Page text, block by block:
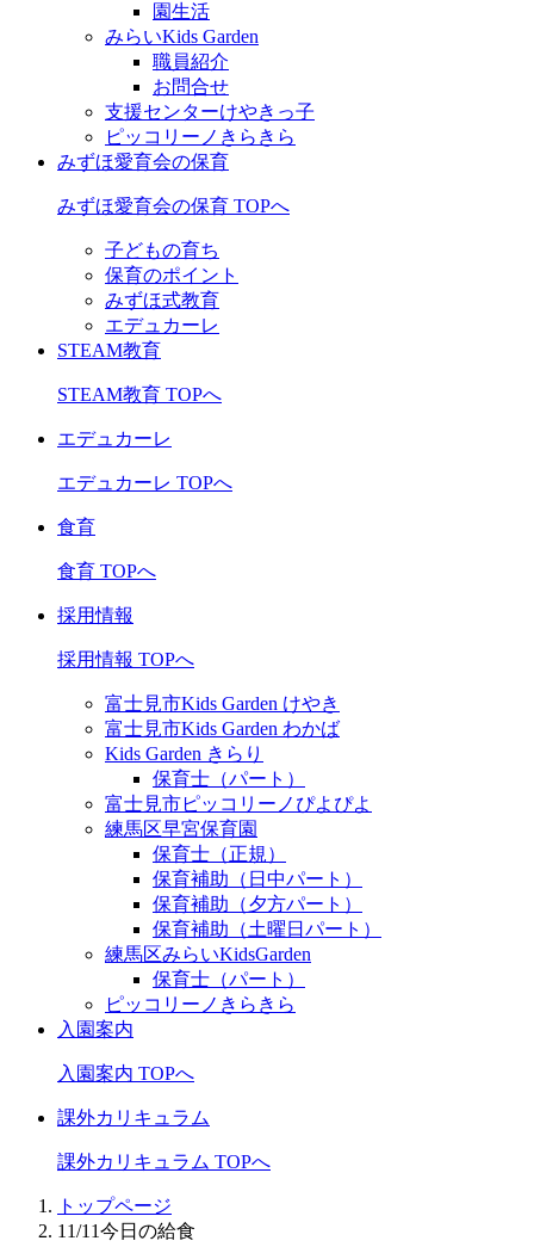
園生活
みらいKids Garden
職員紹介
お問合せ
支援センターけやきっ子
ピッコリーノきらきら
みずほ愛育会の保育
みずほ愛育会の保育 TOPへ
子どもの育ち
保育のポイント
みずほ式教育
エデュカーレ
STEAM教育
STEAM教育 TOPへ
エデュカーレ
エデュカーレ TOPへ
食育
食育 TOPへ
採用情報
採用情報 TOPへ
富士見市Kids Garden けやき
富士見市Kids Garden わかば
Kids Garden きらり
保育士（パート）
富士見市ピッコリーノぴよぴよ
練馬区早宮保育園
保育士（正規）
保育補助（日中パート）
保育補助（夕方パート）
保育補助（土曜日パート）
練馬区みらいKidsGarden
保育士（パート）
ピッコリーノきらきら
入園案内
入園案内 TOPへ
課外カリキュラム
課外カリキュラム TOPへ
トップページ
11/11今日の給食